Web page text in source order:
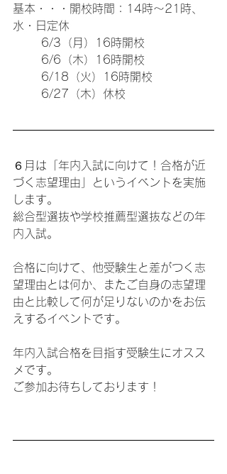
基本・・・ 開校時間：14時～21時、
水・日定休
	6/3（月）16時開校
	6/6（木）16時開校
	6/18（火）16時開校
	6/27（木）休校
６月は「年内入試に向けて！合格が近
づく志望理由」というイベントを実施
します。
総合型選抜や学校推薦型選抜などの年
内入試。
合格に向けて、他受験生と差がつく志
望理由とは何か、またご自身の志望理
由と比較して何が足りないのかをお伝
えするイベントです。
年内入試合格を目指す受験生にオスス
メです。
ご参加お待ちしております！